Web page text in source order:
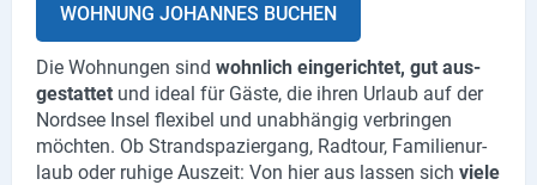
WOH­NUNG JO­HAN­NES BU­CHEN
Die Woh­nun­gen sind wohn­lich ein­ge­rich­tet, gut aus­
ge­stat­tet und ideal für Gäste, die ihren Ur­laub auf der
Nord­see Insel fle­xi­bel und un­ab­hän­gig ver­brin­gen
möch­ten. Ob Strand­spa­zier­gang, Rad­tour, Fa­mi­li­en­ur­
laub oder ru­hi­ge Aus­zeit: Von hier aus las­sen sich viele